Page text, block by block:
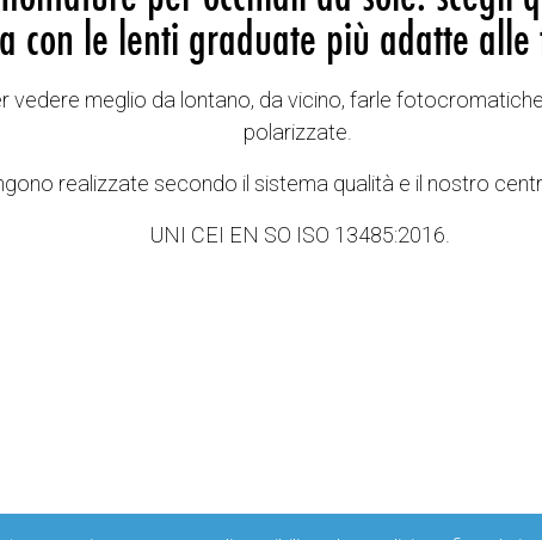
con le lenti graduate più adatte alle
vedere meglio da lontano, da vicino, farle
polarizzate.
realizzate secondo il sistema qualità e il nostro
UNI CEI EN SO ISO 13485:2016.